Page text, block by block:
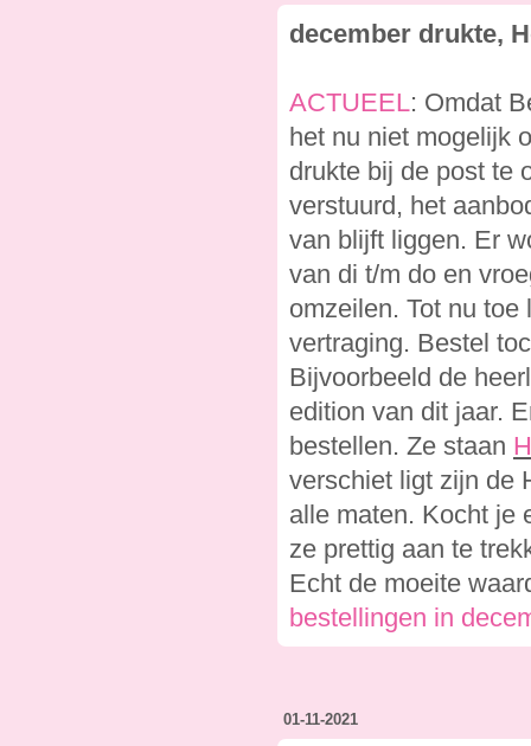
december drukte,
ACTUEEL: Omdat
het nu niet mogelijk
drukte bij de post te
verstuurd, het
van blijft liggen. Er
van di t/m do en
omzeilen. Tot nu
vertraging. Bestel
Bijvoorbeeld de
edition van dit jaar.
bestellen. Ze staan
verschiet ligt zijn de
alle maten. Kocht je
ze prettig aan te
Echt de moeite
bestellingen in
01-11-2021